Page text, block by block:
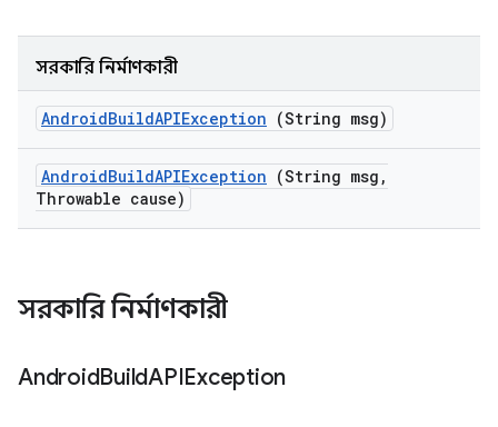
সরকারি নির্মাণকারী
AndroidBuildAPIException (String msg)
AndroidBuildAPIException (String msg ,
Throwable cause)
সরকারি নির্মাণকারী
AndroidBuildAPIException